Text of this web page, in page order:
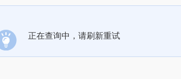
正在查询中，请刷新重试